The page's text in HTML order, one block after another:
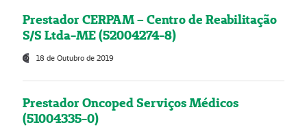
Prestador CERPAM – Centro de Reabilitação
S/S Ltda-ME (52004274-8)
18 de Outubro de 2019
Prestador Oncoped Serviços Médicos
(51004335-0)